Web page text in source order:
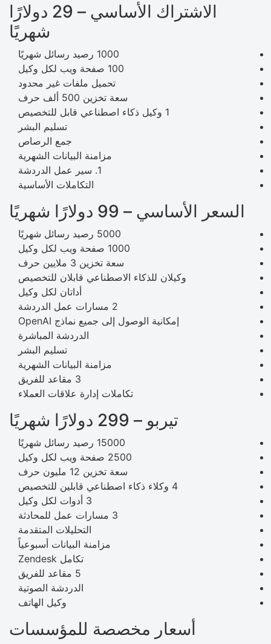
الاشتراك الأساسي – 29 دولارًا
شهريًا
1000 رصيد رسائل شهريًا
100 صفحة ويب لكل وكيل
تحميل ملفات غير محدود
سعة تخزين 500 ألف حرف
1 وكيل ذكاء اصطناعي قابل للتخصيص
تسليم البشر
جمع الرصاص
مزامنة البيانات الشهرية
1. سير عمل الدردشة
التكاملات الأساسية
السعر الأساسي – 99 دولارًا شهريًا
5000 رصيد رسائل شهريًا
1000 صفحة ويب لكل وكيل
سعة تخزين 3 ملايين حرف
وكيلان للذكاء الاصطناعي قابلان للتخصيص
أداتان لكل وكيل
2 مسارات عمل الدردشة
إمكانية الوصول إلى جميع نماذج OpenAI
الدردشة المباشرة
تسليم البشر
مزامنة البيانات الشهرية
3 مقاعد للفريق
تكاملات إدارة علاقات العملاء
تيربو – 299 دولارًا شهريًا
15000 رصيد رسائل شهريًا
2500 صفحة ويب لكل وكيل
سعة تخزين 12 مليون حرف
4 وكلاء ذكاء اصطناعي قابلين للتخصيص
3 أدوات لكل وكيل
3 مسارات عمل للمحادثة
التحليلات المتقدمة
مزامنة البيانات أسبوعياً
تكامل Zendesk
5 مقاعد للفريق
الدردشة الصوتية
وكيل الهاتف
أسعار مخصصة للمؤسسات